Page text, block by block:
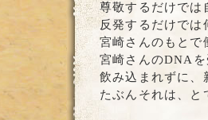
尊敬するだけでは
反発するだけでは
宮崎さんのもとで
宮崎さんのDNAを
飲み込まれずに、
たぶんそれは、と